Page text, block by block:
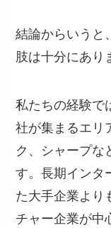
結論からいうと
肢は十分にあり
私たちの経験で
社が集まるエリ
ク、シャープな
す。長期インタ
た大手企業より
チャー企業が中